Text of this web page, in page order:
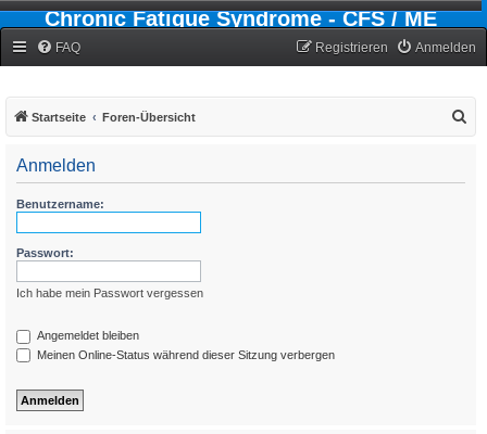
Chronic Fatigue Syndrome - CFS / ME
FAQ Anmelden
Registrieren
Startseite Foren-Übersicht
Anmelden
Benutzername:
Passwort:
Ich habe mein Passwort vergessen
Angemeldet bleiben
Meinen Online-Status während dieser Sitzung verbergen